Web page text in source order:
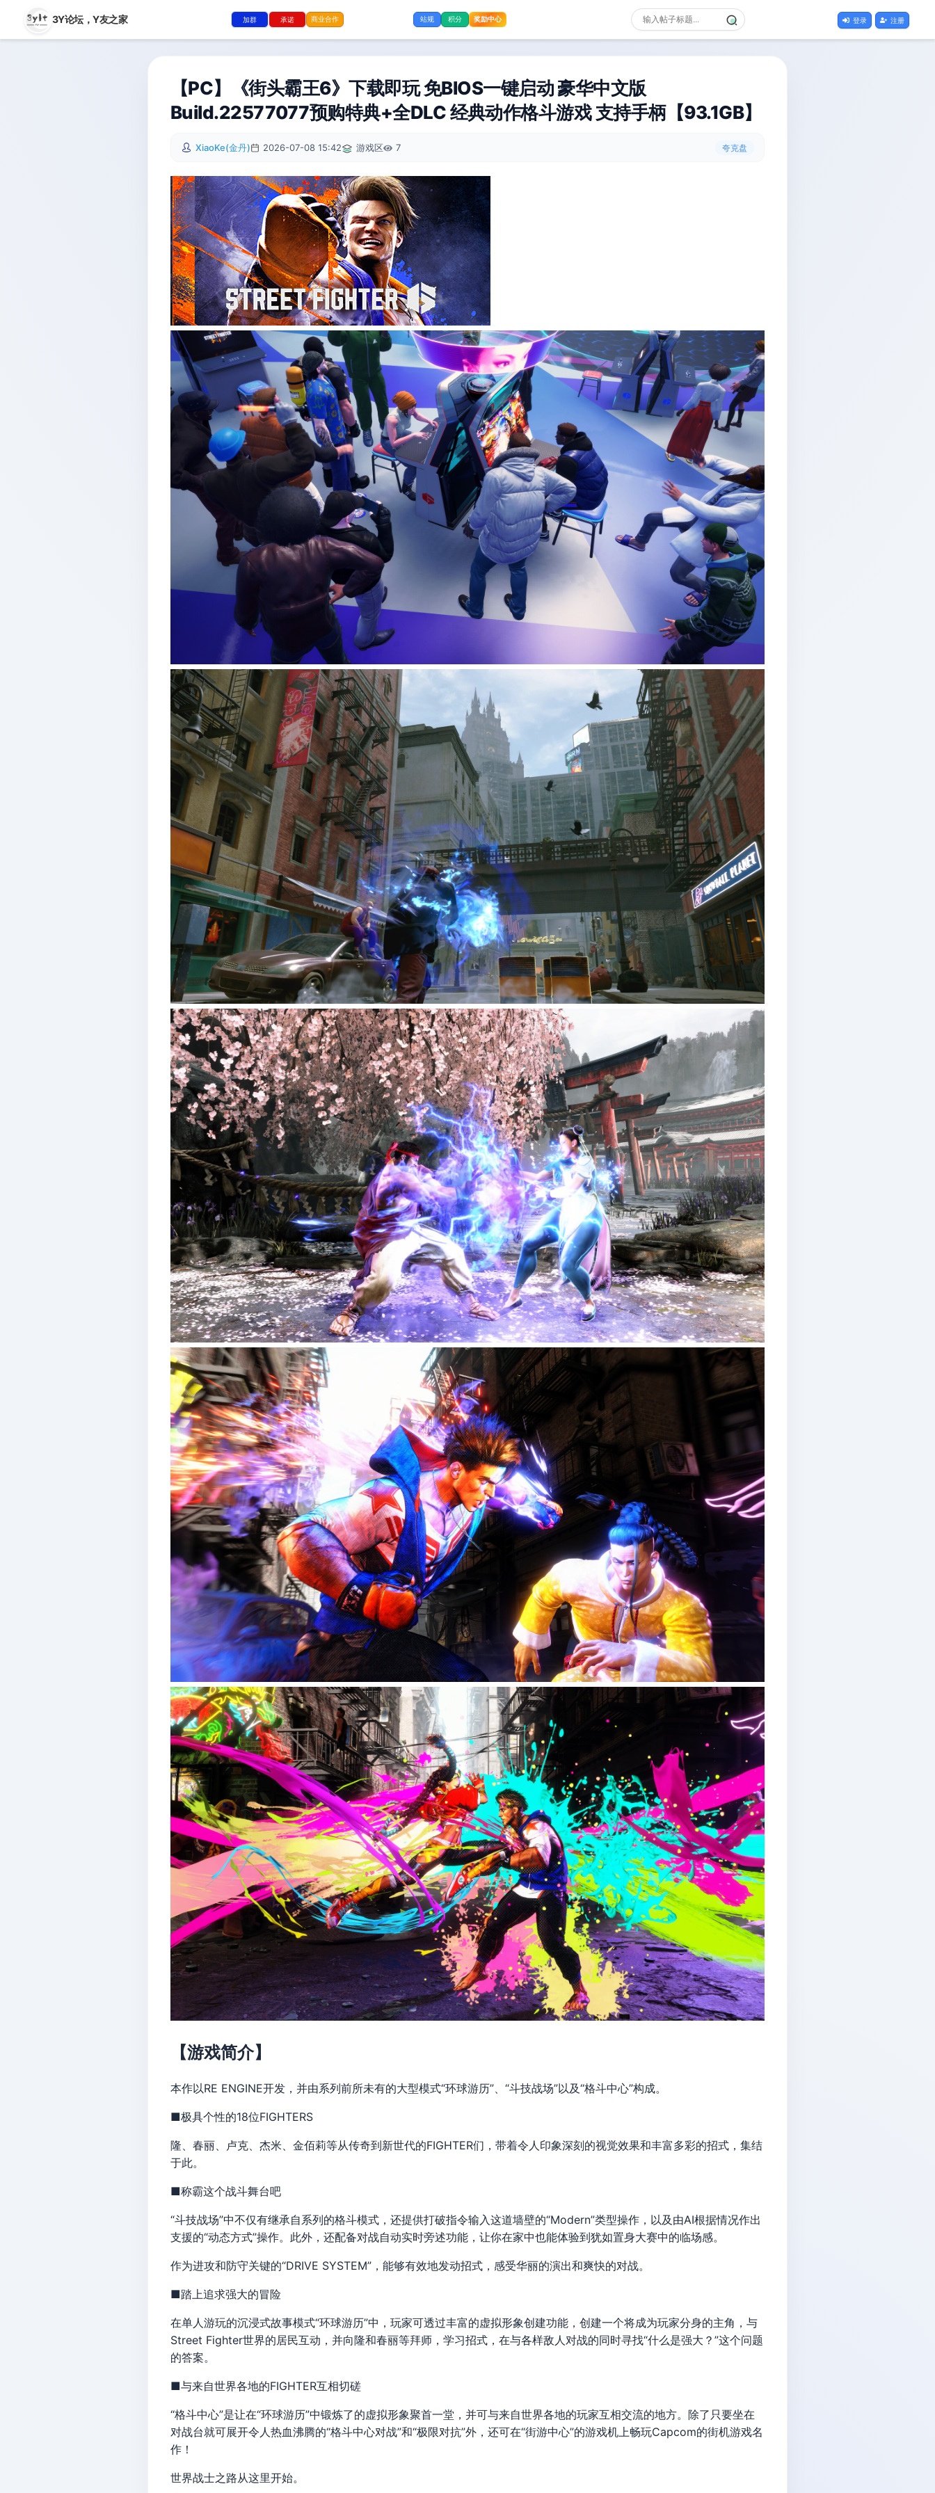
3Y论坛，Y友之家 加群 承诺 商业合作 站规 积分 奖励中心 登录 注册
【PC】《街头霸王6》下载即玩 免BIOS一键启动 豪华中文版
Build.22577077预购特典+全DLC 经典动作格斗游戏 支持手柄【93.1GB】
XiaoKe(金丹) 2026-07-08 15:42 游戏区 7 夸克盘
【游戏简介】
本作以RE ENGINE开发，并由系列前所未有的大型模式“环球游历”、“斗技战场”以及“格斗中心”构成。
■极具个性的18位FIGHTERS
隆、春丽、卢克、杰米、金佰莉等从传奇到新世代的FIGHTER们，带着令人印象深刻的视觉效果和丰富多彩的招式，集结
于此。
■称霸这个战斗舞台吧
“斗技战场”中不仅有继承自系列的格斗模式，还提供打破指令输入这道墙壁的“Modern”类型操作，以及由AI根据情况作出
支援的“动态方式”操作。此外，还配备对战自动实时旁述功能，让你在家中也能体验到犹如置身大赛中的临场感。
作为进攻和防守关键的“DRIVE SYSTEM”，能够有效地发动招式，感受华丽的演出和爽快的对战。
■踏上追求强大的冒险
在单人游玩的沉浸式故事模式“环球游历”中，玩家可透过丰富的虚拟形象创建功能，创建一个将成为玩家分身的主角，与
Street Fighter世界的居民互动，并向隆和春丽等拜师，学习招式，在与各样敌人对战的同时寻找“什么是强大？”这个问题
的答案。
■与来自世界各地的FIGHTER互相切磋
“格斗中心”是让在“环球游历”中锻炼了的虚拟形象聚首一堂，并可与来自世界各地的玩家互相交流的地方。除了只要坐在
对战台就可展开令人热血沸腾的“格斗中心对战”和“极限对抗”外，还可在“街游中心”的游戏机上畅玩Capcom的街机游戏名
作！
世界战士之路从这里开始。